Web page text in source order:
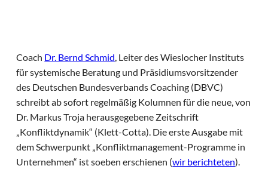
Coach Dr. Bernd Schmid, Leiter des Wieslocher Instituts
für systemische Beratung und Präsidiumsvorsitzender
des Deutschen Bundesverbands Coaching (DBVC)
schreibt ab sofort regelmäßig Kolumnen für die neue, von
Dr. Markus Troja herausgegebene Zeitschrift
„Konfliktdynamik“ (Klett-Cotta). Die erste Ausgabe mit
dem Schwerpunkt „Konfliktmanagement-Programme in
Unternehmen“ ist soeben erschienen (wir berichteten).